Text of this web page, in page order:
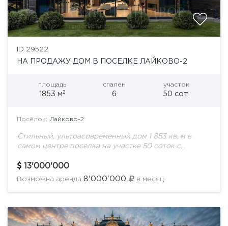
ID 29522
НА ПРОДАЖУ ДОМ В ПОСЕЛКЕ ЛАЙКОВО-2
площадь
1853 м2
спален
6
участок
50 сот.
Посёлок: Лайково-2
Стильный, ультрасовременный дом 1 853 кв. м в
самом центре поселка на участке 50 соток с
Все соседи построены. Поселок с удобной
13'000'000
Возможна аренда 8'000'000 в месяц